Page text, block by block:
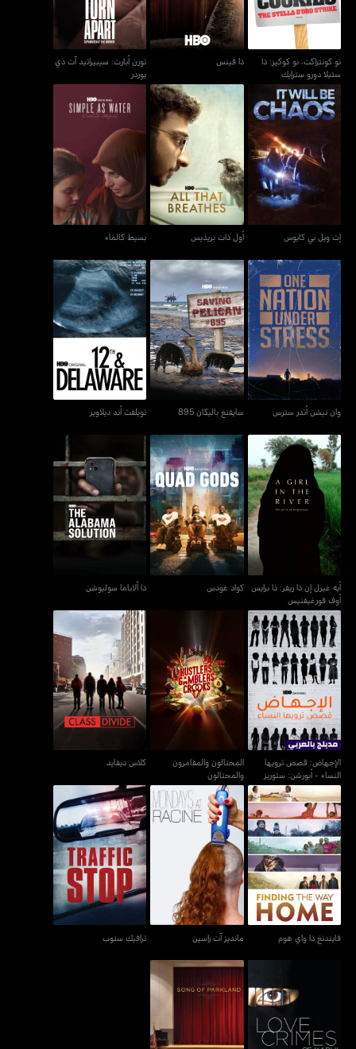
نو كونتراكت، نو كوكيز: ذا
ستيلا دورو سترايك
ذا فينس
تورن أبارت: سيبيراتيد آت ذي
بوردر
إت ويل بي كايوس
إت ويل بي كايوس
أول ذات بريذيس
أول ذات بريذيس
بسيط كالماء
بسيط كالماء
وان نيشن أندر سترس
وان نيشن أندر سترس
سايفنغ باليكان 895
سايفنغ باليكان 895
تويلفث أند ديلاوير
تويلفث أند ديلاوير
أيه غيرل إن ذا ريفر: ذا برايس
أوف فورغيفنيس
أيه غيرل إن ذا ريفر: ذا برايس
أوف فورغيفنيس
كواد غودس
كواد غودس
ذا ألاباما سوليوشن
ذا ألاباما سوليوشن
الإجهاض: قصص ترويها
النساء - أبورشن: ستوريز
ومن تل
الإجهاض: قصص ترويها
النساء - أبورشن: ستوريز
ومن تل
المحتالون والمقامرون
والمحتالون
المحتالون والمقامرون
والمحتالون
كلاس ديفايد
كلاس ديفايد
فايندنغ ذا واي هوم
فايندنغ ذا واي هوم
مانديز آت راسين
مانديز آت راسين
ترافيك ستوب
ترافيك ستوب
لوف كرايمز أوف كابول سونغ أوف باركلاند